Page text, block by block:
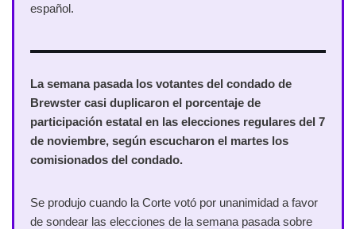
español.
La semana pasada los votantes del condado de
Brewster casi duplicaron el porcentaje de
participación estatal en las elecciones regulares del 7
de noviembre, según escucharon el martes los
comisionados del condado.
Se produjo cuando la Corte votó por unanimidad a favor
de sondear las elecciones de la semana pasada sobre